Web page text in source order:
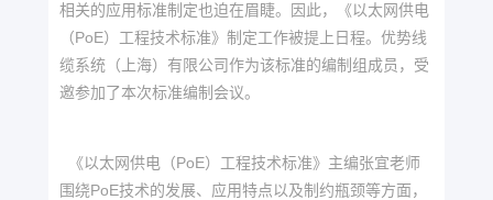
相关的应用标准制定也迫在眉睫。因此，《以太网供电
（PoE）工程技术标准》制定工作被提上日程。优势线
缆系统（上海）有限公司作为该标准的编制组成员，受
邀参加了本次标准编制会议。
《以太网供电（PoE）工程技术标准》主编张宜老师
围绕PoE技术的发展、应用特点以及制约瓶颈等方面，